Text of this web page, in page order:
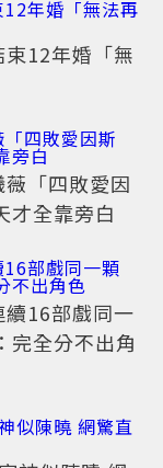
12年婚「無
「四敗愛因
才全靠旁白
16部戲同一
完全分不出角